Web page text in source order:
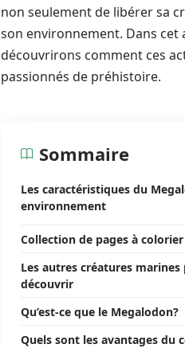
non seulement de libérer sa
son environnement. Dans
découvrirons comment ces
passionnés de préhistoire.
Sommaire
Les caractéristiques du
environnement
Collection de pages à
Les autres créatures
découvrir
Qu’est-ce que le Megalodon?
Quels sont les avantages du